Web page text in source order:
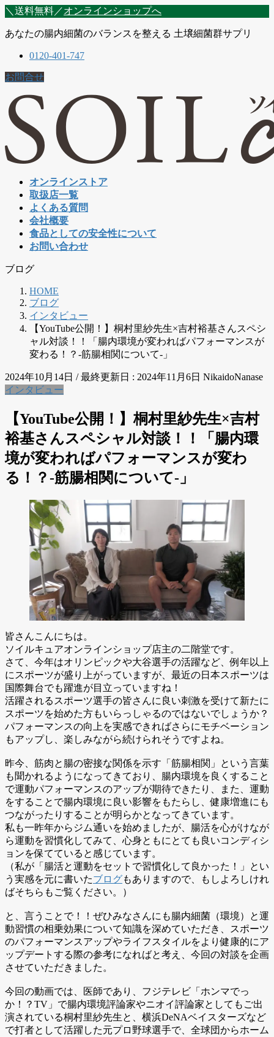
コ
テ
に
動
ナ
ゲ
ョ
に
移
動
＼送料無料／オンラインショップへ
あなたの腸内細菌のバランスを整える 土壌細菌群サプリ
0120-401-747
お問合せ
オンラインストア
取扱店一覧
よくある質問
会社概要
食品としての安全性について
お問い合わせ
ブログ
HOME
ブログ
インタビュー
【YouTube公開！】桐村里紗先⽣×吉村裕基さんスペシ
ャル対談！！「腸内環境が変わればパフォーマンスが
変わる！？-筋腸相関について-」
2024年10月14日 / 最終更新日 : 2024年11月6日 NikaidoNanase
インタビュー
【YouTube公開！】桐村里紗先⽣×吉村
裕基さんスペシャル対談！！「腸内環
境が変わればパフォーマンスが変わ
る！？-筋腸相関について-」
皆さんこんにちは。
ソイルキュアオンラインショップ店主の二階堂です。
さて、今年はオリンピックや大谷選手の活躍など、例年以上
にスポーツが盛り上がっていますが、最近の日本スポーツは
国際舞台でも躍進が目立っていますね！
活躍されるスポーツ選手の皆さんに良い刺激を受けて新たに
スポーツを始めた方もいらっしゃるのではないでしょうか？
パフォーマンスの向上を実感できればさらにモチベーション
もアップし、楽しみながら続けられそうですよね。
昨今、筋肉と腸の密接な関係を示す「筋腸相関」という言葉
も聞かれるようになってきており、腸内環境を良くすること
で運動パフォーマンスのアップが期待できたり、また、運動
をすることで腸内環境に良い影響をもたらし、健康増進にも
つながったりすることが明らかとなってきています。
私も一昨年からジム通いを始めましたが、腸活を心がけなが
ら運動を習慣化してみて、心身ともにとても良いコンディシ
ョンを保てていると感じています。
（私が「腸活と運動をセットで習慣化して良かった！」とい
う実感を元に書いたブログもありますので、もしよろしけれ
ばそちらもご覧ください。）
と、言うことで！！ぜひみなさんにも腸内細菌（環境）と運
動習慣の相乗効果について知識を深めていただき、スポーツ
のパフォーマンスアップやライフスタイルをより健康的にア
ップデートする際の参考になればと考え、今回の対談を企画
させていただきました。
今回の動画では、医師であり、フジテレビ「ホンマでっ
か！？TV」で腸内環境評論家やニオイ評論家としてもご出
演されている桐村里紗先生と、横浜DeNAベイスターズなど
で打者として活躍した元プロ野球選手で、全球団からホーム